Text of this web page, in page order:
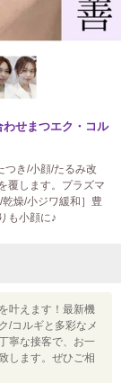
わせまつエク・コル
つき/小顔/たるみ改
覆します。プラズマ
燥/小ジワ緩和］豊
も小顔に♪
叶えます！最新機
/コルギと多彩なメ
寧な接客で、お一
します。ぜひご相